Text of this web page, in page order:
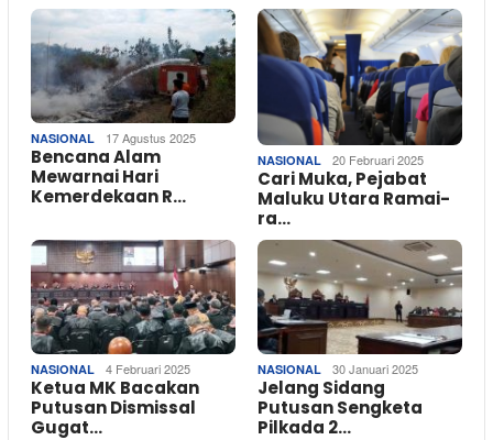
NASIONAL 17 Agustus 2025
Bencana Alam
Mewarnai Hari
Kemerdekaan R…
NASIONAL 20 Februari 2025
Cari Muka, Pejabat
Maluku Utara Ramai-
ra…
NASIONAL 4 Februari 2025
Ketua MK Bacakan
Putusan Dismissal
Gugat…
NASIONAL 30 Januari 2025
Jelang Sidang
Putusan Sengketa
Pilkada 2…